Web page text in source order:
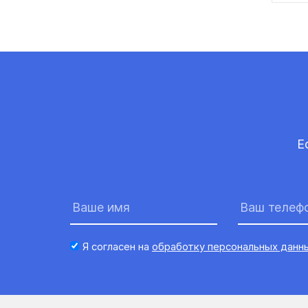
Я согласен на обработку персональных